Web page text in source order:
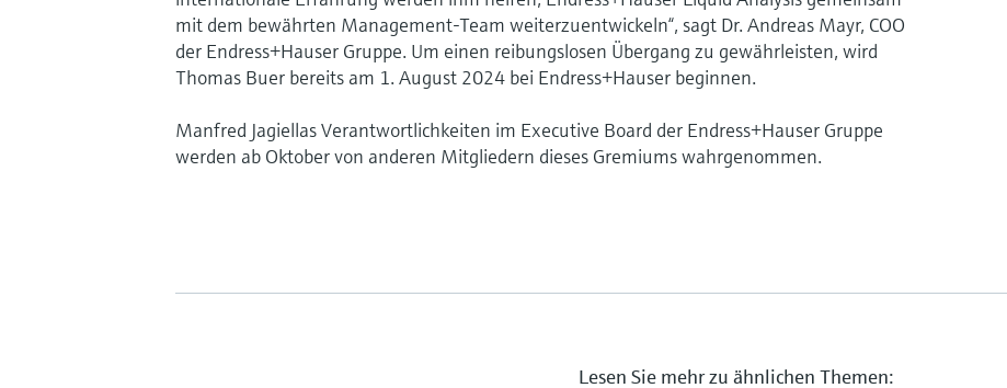
mit dem bewährten Management-Team weiterzuentwickeln“, sagt Dr. Andreas Mayr, COO
der Endress+Hauser Gruppe. Um einen reibungslosen Übergang zu gewährleisten, wird
Thomas Buer bereits am 1. August 2024 bei Endress+Hauser beginnen.
Manfred Jagiellas Verantwortlichkeiten im Executive Board der Endress+Hauser Gruppe
werden ab Oktober von anderen Mitgliedern dieses Gremiums wahrgenommen.
Lesen Sie mehr zu ähnlichen Themen: